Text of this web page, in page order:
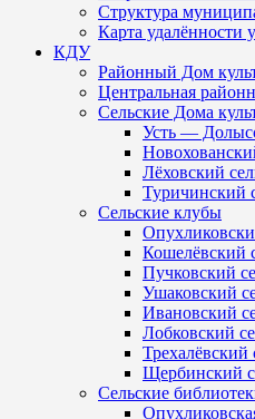
Структура
Карта удалённости
КДУ
Районный Дом
Центральная
Сельские Дома
Усть —
Лёховский
Туричинский
Сельские клубы
Кошелёвский
Пучковский
Ушаковский
Ивановский
Лобковский
Трехалёвский
Щербинский
Сельские